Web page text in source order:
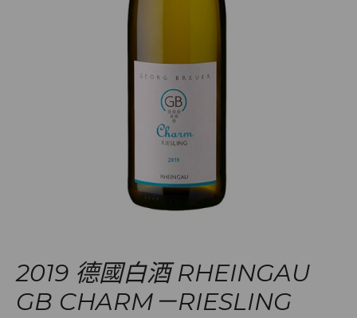
2019 德國白酒 RHEINGAU
GB CHARM－RIESLING